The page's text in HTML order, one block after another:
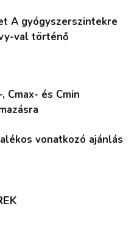
A gyógyszerszintekre
val történő
Cmax- és Cmin
vonatkozó ajánlás